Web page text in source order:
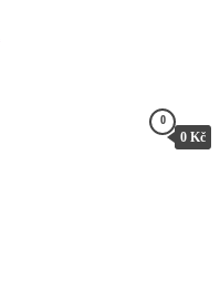
0
0 Kč